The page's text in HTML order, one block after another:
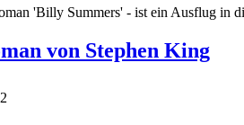
'Billy Summers' - ist ein Ausflug in
von Stephen King